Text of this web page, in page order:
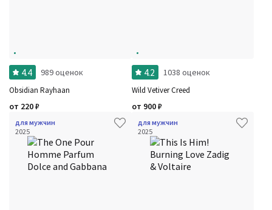
4.4 989 оценок
Obsidian Rayhaan
от 220₽
4.2 1038 оценок
Wild Vetiver Creed
от 900₽
для мужчин
2025
для мужчин
2025